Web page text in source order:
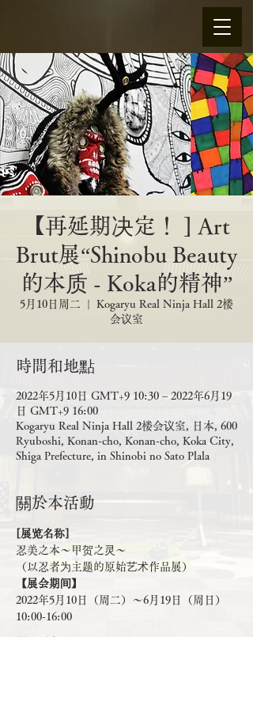
【再延期决定！ ] Art
Brut展“Shinobu Beauty
的本质 - Koka的精神”
5月10日周二
Kogaryu Real Ninja Hall 2楼
会议室
時間和地點
2022年5月10日 GMT+9 10:30 – 2022年6月19
日 GMT+9 16:00
Kogaryu Real Ninja Hall 2楼会议室, 日本, 600
Ryuboshi, Konan-cho, Konan-cho, Koka City,
Shiga Prefecture, in Shinobi no Sato Plala
關於本活動
[展览名称]
忍美之本～甲贺之灵～
（以忍者为主题的原始艺术作品展）
【展会期间】
2022年5月10日（周二）～6月19日（周日）
10:00-16:00